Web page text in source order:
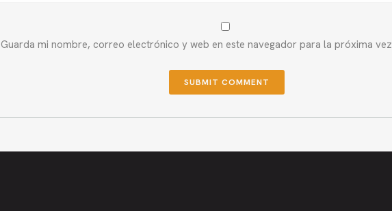
Guarda mi nombre, correo electrónico y web en este navegador para la próxima